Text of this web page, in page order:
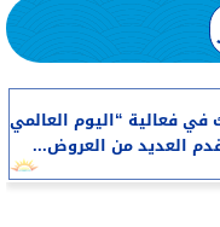
فعالية “اليوم العالمي
العديد من العروض...